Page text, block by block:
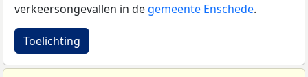
verkeersongevallen in de gemeente Enschede.
Toelichting